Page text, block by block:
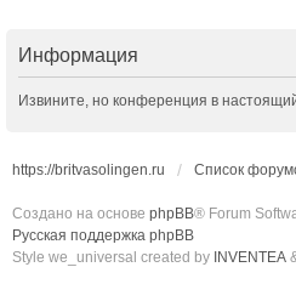
Информация
Извините, но конференция в
https://britvasolingen.ru Список
Создано на основе phpBB® Forum
Русская поддержка phpBB
Style we_universal created by INVENTEA